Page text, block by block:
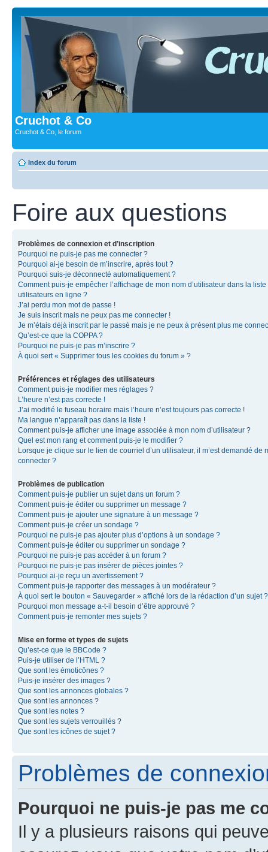
Cruchot & Co
Cruchot & Co, le forum
Index du forum
Foire aux questions
Problèmes de connexion et d’inscription
Pourquoi ne puis-je pas me connecter ?
Pourquoi ai-je besoin de m’inscrire, après tout ?
Pourquoi suis-je déconnecté automatiquement ?
Comment puis-je empêcher l’affichage de mon nom d’utilisateur dans la liste
utilisateurs en ligne ?
J’ai perdu mon mot de passe !
Je suis inscrit mais ne peux pas me connecter !
Je m’étais déjà inscrit par le passé mais je ne peux à présent plus me
Qu’est-ce que la COPPA ?
Pourquoi ne puis-je pas m’inscrire ?
À quoi sert « Supprimer tous les cookies du forum » ?
Préférences et réglages des utilisateurs
Comment puis-je modifier mes réglages ?
L’heure n’est pas correcte !
J’ai modifié le fuseau horaire mais l’heure n’est toujours pas correcte !
Ma langue n’apparaît pas dans la liste !
Comment puis-je afficher une image associée à mon nom d’utilisateur ?
Quel est mon rang et comment puis-je le modifier ?
Lorsque je clique sur le lien de courriel d’un utilisateur, il m’est demandé de
connecter ?
Problèmes de publication
Comment puis-je publier un sujet dans un forum ?
Comment puis-je éditer ou supprimer un message ?
Comment puis-je ajouter une signature à un message ?
Comment puis-je créer un sondage ?
Pourquoi ne puis-je pas ajouter plus d’options à un sondage ?
Comment puis-je éditer ou supprimer un sondage ?
Pourquoi ne puis-je pas accéder à un forum ?
Pourquoi ne puis-je pas insérer de pièces jointes ?
Pourquoi ai-je reçu un avertissement ?
Comment puis-je rapporter des messages à un modérateur ?
À quoi sert le bouton « Sauvegarder » affiché lors de la rédaction d’un sujet ?
Pourquoi mon message a-t-il besoin d’être approuvé ?
Comment puis-je remonter mes sujets ?
Mise en forme et types de sujets
Qu’est-ce que le BBCode ?
Puis-je utiliser de l’HTML ?
Que sont les émoticônes ?
Puis-je insérer des images ?
Que sont les annonces globales ?
Que sont les annonces ?
Que sont les notes ?
Que sont les sujets verrouillés ?
Que sont les icônes de sujet ?
Problèmes de
Pourquoi ne puis-je pas me
Il y a plusieurs raisons qui